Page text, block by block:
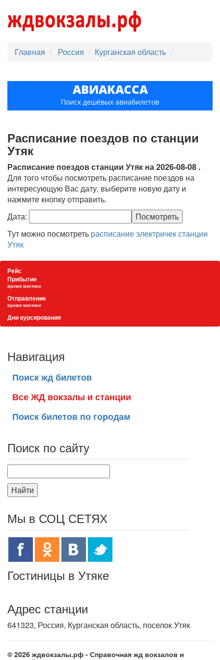
Главная Россия Курганская область
АВИАКАССА
Поиск дешёвых авиабилетов
Расписание поездов по станции
Утяк
Расписание поездов станции Утяк на 2026-08-08 .
Для того чтобы посмотреть расписание поездов на
интересующую Вас дату, выберите новую дату и
нажмите кнопку отправить.
Дата:
Тут можно посмотреть расписание электричек станции
Утяк
Рейс
Прибытие
время местное
Отправление
время местное
Дни курсирования
Навигация
Поиск жд билетов
Все ЖД вокзалы и станции
Поиск билетов по городам
Поиск по сайту
Найти
Мы в СОЦ СЕТЯХ
Гостиницы в Утяке
Адрес станции
641323, Россия, Курганская область, поселок Утяк
© 2026 ждвокзалы.рф - Справочная жд вокзалов и